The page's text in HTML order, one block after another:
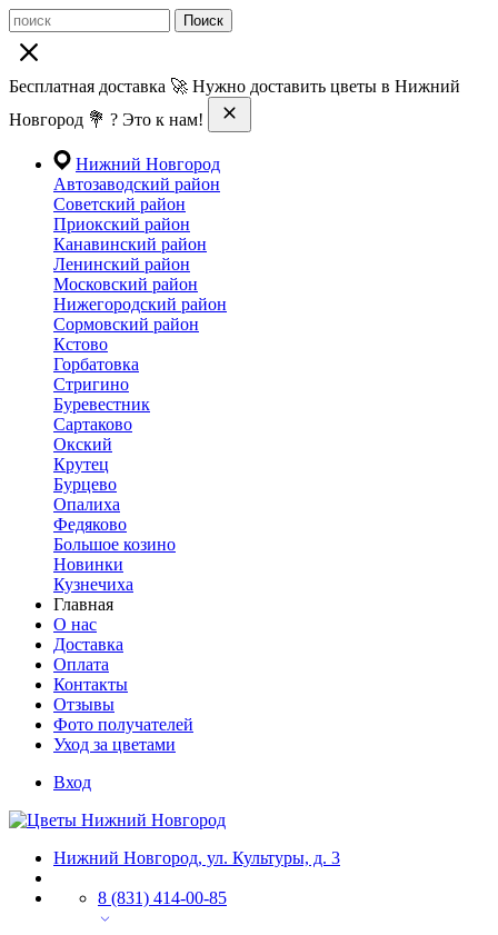
Поиск
Бесплатная доставка 🚀 Нужно доставить цветы в Нижний
Новгород 💐 ? Это к нам!
Нижний Новгород
Автозаводский район
Советский район
Приокский район
Канавинский район
Ленинский район
Московский район
Нижегородский район
Сормовский район
Кстово
Горбатовка
Стригино
Буревестник
Сартаково
Окский
Крутец
Бурцево
Опалиха
Федяково
Большое козино
Новинки
Кузнечиха
Главная
О нас
Доставка
Оплата
Контакты
Отзывы
Фото получателей
Уход за цветами
Вход
Нижний Новгород, ул. Культуры, д. 3
8 (831) 414-00-85